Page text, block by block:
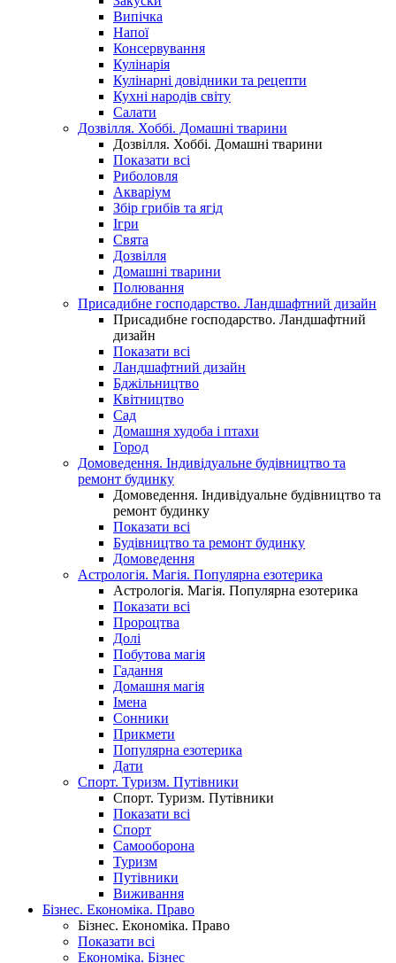
Випічка
Напої
Консервування
Кулінарія
Кулінарні довідники та рецепти
Кухні народів світу
Салати
Дозвілля. Хоббі. Домашні тварини
Дозвілля. Хоббі. Домашні тварини
Показати всі
Риболовля
Акваріум
Збір грибів та ягід
Ігри
Свята
Дозвілля
Домашні тварини
Полювання
Присадибне господарство. Ландшафтний дизайн
Присадибне господарство. Ландшафтний
дизайн
Показати всі
Ландшафтний дизайн
Бджільництво
Квітництво
Сад
Домашня худоба і птахи
Город
Домоведення. Індивідуальне будівництво та
ремонт будинку
Домоведення. Індивідуальне будівництво та
ремонт будинку
Показати всі
Будівництво та ремонт будинку
Домоведення
Астрологія. Магія. Популярна езотерика
Астрологія. Магія. Популярна езотерика
Показати всі
Пророцтва
Долі
Побутова магія
Гадання
Домашня магія
Імена
Сонники
Прикмети
Популярна езотерика
Дати
Спорт. Туризм. Путівники
Спорт. Туризм. Путівники
Показати всі
Спорт
Самооборона
Туризм
Путівники
Виживання
Бізнес. Економіка. Право
Бізнес. Економіка. Право
Показати всі
Економіка. Бізнес